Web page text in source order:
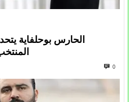
الحارس بوحلفاية
0